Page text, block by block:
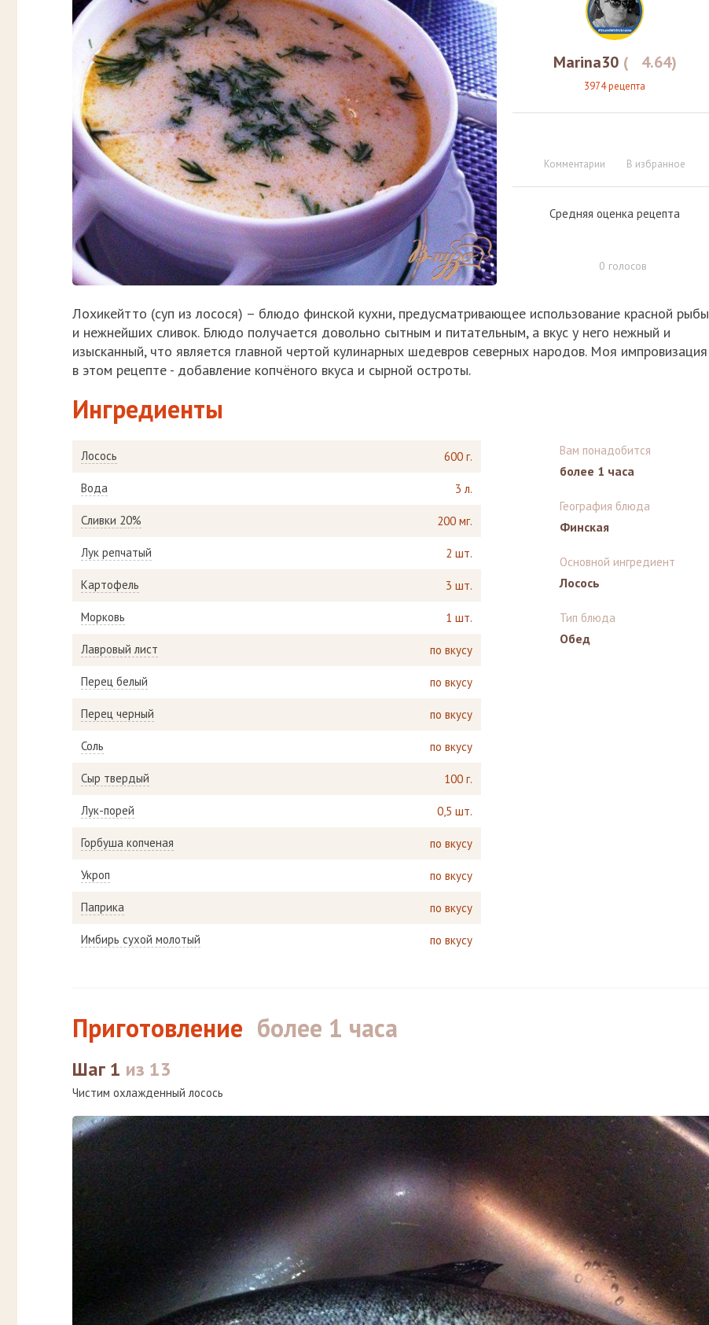
Marina30 ( 4.64)
3974 рецепта
Комментарии В избранное
Средняя оценка рецепта
0 голосов
Лохикейтто (суп из лосося) – блюдо финской кухни, предусматривающее использование красной рыбы
и нежнейших сливок. Блюдо получается довольно сытным и питательным, а вкус у него нежный и
изысканный, что является главной чертой кулинарных шедевров северных народов. Моя импровизация
в этом рецепте - добавление копчёного вкуса и сырной остроты.
Ингредиенты
Лосось 600 г.
Вода 3 л.
Сливки 20% 200 мг.
Лук репчатый 2 шт.
Картофель 3 шт.
Морковь 1 шт.
Лавровый лист по вкусу
Перец белый по вкусу
Перец черный по вкусу
Соль по вкусу
Сыр твердый 100 г.
Лук-порей 0,5 шт.
Горбуша копченая по вкусу
Укроп по вкусу
Паприка по вкусу
Имбирь сухой молотый по вкусу
Вам понадобится
более 1 часа
География блюда
Финская
Основной ингредиент
Лосось
Тип блюда
Обед
Приготовление более 1 часа
Шаг 1 из 13
Чистим охлажденный лосось